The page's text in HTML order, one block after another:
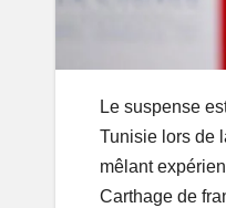
Le suspense
Tunisie lors de
mêlant
Carthage de